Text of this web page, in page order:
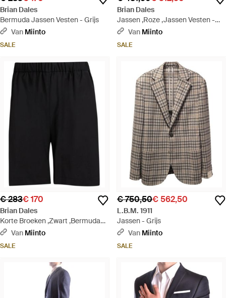
Brian Dales
Bermuda Jassen Vesten - Grijs
Van Miinto
SALE
Brian Dales
Jassen ,Roze ,Jassen Vesten -
RozeVan Miinto
SALE
€ 283€ 170
Brian Dales
Korte Broeken ,Zwart ,Bermuda
Jassen Vesten - Zwart
Van Miinto
SALE
€ 750,50€ 562,50
L.B.M. 1911
Jassen - Grijs
Van Miinto
SALE